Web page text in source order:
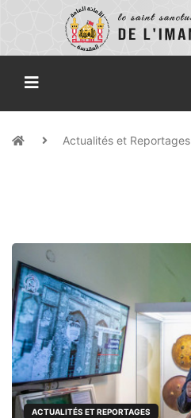
Actualités et Reportages
ACTUALITÉS ET REPORTAGES